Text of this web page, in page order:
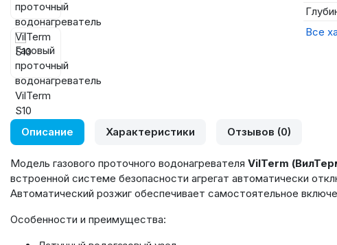
Все
Описание Характеристики Отзывов (0)
Модель газового проточного водонагревателя VilTerm
встроенной системе безопасности агрегат автоматически
Автоматический розжиг обеспечивает самостоятельное
Особенности и преимущества: